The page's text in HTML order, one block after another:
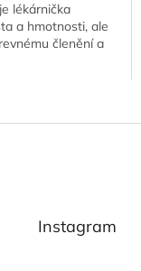
lékárnička
a hmotnosti, ale
členění a
Instagram